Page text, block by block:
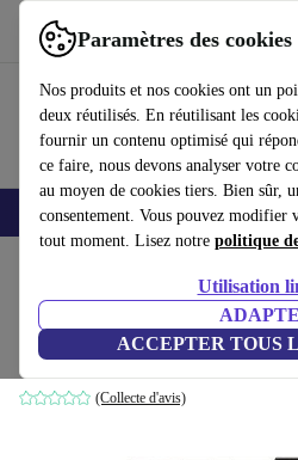
Paramètres des cookies
Nos produits et nos cookies ont un
deux réutilisés. En réutilisant les
fournir un contenu optimisé qui
ce faire, nous devons analyser votre
au moyen de cookies tiers. Bien sûr,
consentement. Vous pouvez modifier
tout moment. Lisez notre politique
Utilisation
ACCEPTER TOUS
Utilisez refurbed rapidement et facilement
Smartphones Laptops Tablettes
MSI GeForce GTX
3 GB GDDR5
(Collecte d'avis)